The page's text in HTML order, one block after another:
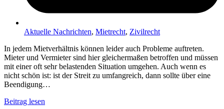
Aktuelle Nachrichten, Mietrecht, Zivilrecht
In jedem Mietverhältnis können leider auch Probleme auftreten.
Mieter und Vermieter sind hier gleichermaßen betroffen und müssen
mit einer oft sehr belastenden Situation umgehen. Auch wenn es
nicht schön ist: ist der Streit zu umfangreich, dann sollte über eine
Beendigung…
Beitrag lesen